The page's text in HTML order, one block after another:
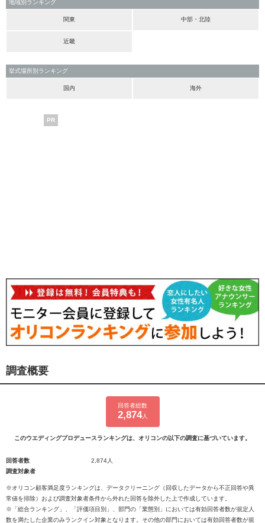
地域別ランキング
関東 中部・北陸
近畿
挙式場所別ランキング
国内 海外
PR
調査概要
回答者総数
2,874人
このウエディングプロデュースランキングは、オリコンの以下の調査に基づいています。
回答者数
2,874人
調査対象者
※オリコン顧客満足度ランキングは、データクリーニング（回収したデータから不正回答や異
常値を排除）および調査対象者条件から外れた回答を除外した上で作成しています。
※「総合ランキング」、「評価項目別」、部門の「業態別」においては有効回答者数が規定人
数を満たした企業のみランクイン対象となります。その他の部門においては有効回答者数が規